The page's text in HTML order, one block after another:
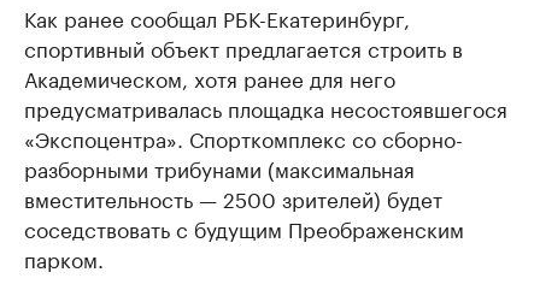
Как ранее сообщал РБК-Екатеринбург,
спортивный объект предлагается строить в
Академическом, хотя ранее для него
предусматривалась площадка несостоявшегося
«Экспоцентра». Спорткомплекс со сборно-
разборными трибунами (максимальная
вместительность — 2500 зрителей) будет
соседствовать с будущим Преображенским
парком.